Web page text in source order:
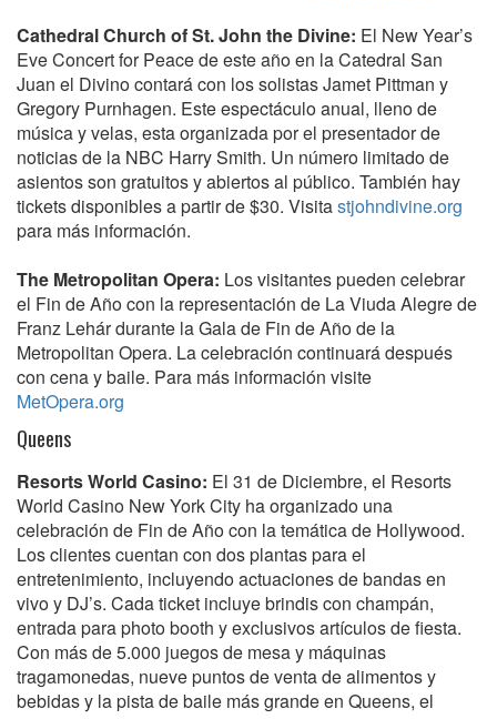
Cathedral Church of St. John the Divine: El New Year’s
Eve Concert for Peace de este año en la Catedral San
Juan el Divino contará con los solistas Jamet Pittman y
Gregory Purnhagen. Este espectáculo anual, lleno de
música y velas, esta organizada por el presentador de
noticias de la NBC Harry Smith. Un número limitado de
asientos son gratuitos y abiertos al público. También hay
tickets disponibles a partir de $30. Visitastjohndivine.org
para más información.
The Metropolitan Opera: Los visitantes pueden celebrar
el Fin de Año con la representación de La Viuda Alegre de
Franz Lehár durante la Gala de Fin de Año de la
Metropolitan Opera. La celebración continuará después
con cena y baile. Para más información visite
MetOpera.org
Queens
Resorts World Casino: El 31 de Diciembre, el Resorts
World Casino New York City ha organizado una
celebración de Fin de Año con la temática de Hollywood.
Los clientes cuentan con dos plantas para el
entretenimiento, incluyendo actuaciones de bandas en
vivo y DJ’s. Cada ticket incluye brindis con champán,
entrada para photo booth y exclusivos artículos de fiesta.
Con más de 5.000 juegos de mesa y máquinas
tragamonedas, nueve puntos de venta de alimentos y
bebidas y la pista de baile más grande en Queens, el